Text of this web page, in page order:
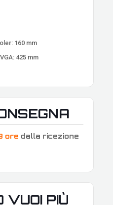
160 mm
425 mm
ore dalla ricezione
VUOI PIÙ